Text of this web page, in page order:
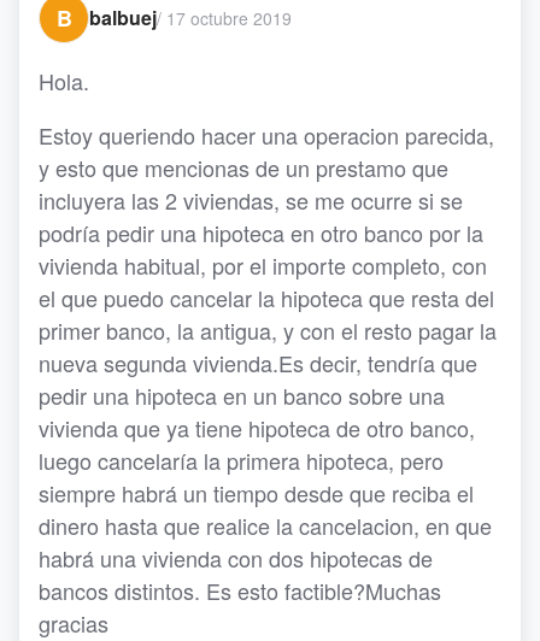
B
balbuej/ 17 octubre 2019
Hola.
Estoy queriendo hacer una operacion parecida,
y esto que mencionas de un prestamo que
incluyera las 2 viviendas, se me ocurre si se
podría pedir una hipoteca en otro banco por la
vivienda habitual, por el importe completo, con
el que puedo cancelar la hipoteca que resta del
primer banco, la antigua, y con el resto pagar la
nueva segunda vivienda.Es decir, tendría que
pedir una hipoteca en un banco sobre una
vivienda que ya tiene hipoteca de otro banco,
luego cancelaría la primera hipoteca, pero
siempre habrá un tiempo desde que reciba el
dinero hasta que realice la cancelacion, en que
habrá una vivienda con dos hipotecas de
bancos distintos. Es esto factible?Muchas
gracias